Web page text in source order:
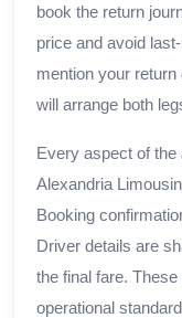
book the return
price and avoid
mention your
will arrange both
Every aspect of
Alexandria
Booking
Driver details are
the final fare.
operational